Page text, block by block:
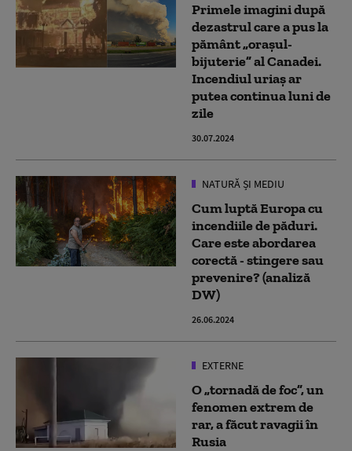
Primele imagini după
dezastrul care a pus la
pământ „orașul-
bijuterie” al Canadei.
Incendiul uriaș ar
putea continua luni de
zile
30.07.2024
NATURĂ ȘI MEDIU
Cum luptă Europa cu
incendiile de păduri.
Care este abordarea
corectă - stingere sau
prevenire? (analiză
DW)
26.06.2024
EXTERNE
O „tornadă de foc”, un
fenomen extrem de
rar, a făcut ravagii în
Rusia